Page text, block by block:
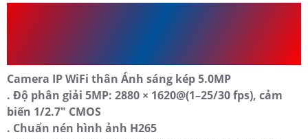
Camera IP WiFi thân Ánh sáng kép 5.0MP
. Độ phân giải 5MP: 2880 × 1620@(1–25/30 fps), cảm
biến 1/2.7″ CMOS
. Chuẩn nén hình ảnh H265